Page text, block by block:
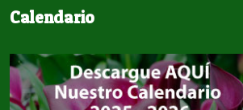
Calendario